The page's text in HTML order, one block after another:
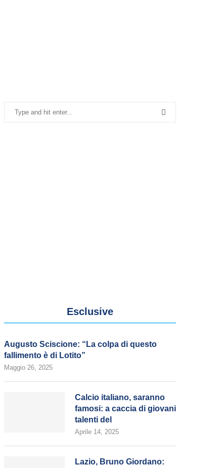
Esclusive
Augusto Sciscione: “La colpa di questo
fallimento è di Lotito”
Maggio 26, 2025
Calcio italiano, saranno
famosi: a caccia di giovani
talenti del
Aprile 14, 2025
Lazio, Bruno Giordano: